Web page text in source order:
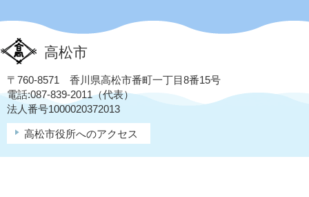
高松市
〒760-8571 香川県高松市番町一丁目8番15号
電話:087-839-2011（代表）
法人番号1000020372013
高松市役所へのアクセス